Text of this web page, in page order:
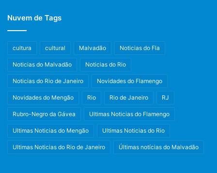
Nuvem de Tags
cultura cultural Malvadão Noticias do Fla
Noticias do Malvadão Noticias do Rio
Noticias do Rio de Janeiro Novidades do Flamengo
Novidades do Mengão Rio Rio de Janeiro RJ
Rubro-Negro da Gávea Ultimas Noticias do Flamengo
Ultimas Noticias do Mengão Ultimas Noticias do Rio
Ultimas Noticias do Rio de Janeiro Últimas notícias do Malvadão